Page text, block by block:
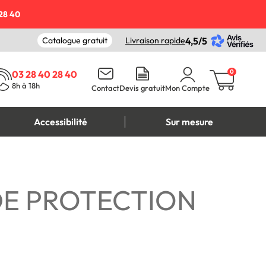
40
Catalogue gratuit Livraison rapide4,5/5
03 28 40 28 40
8h à 18h ContactDevis gratuitMon Compte
0
Accessibilité Sur mesure
PROTECTION